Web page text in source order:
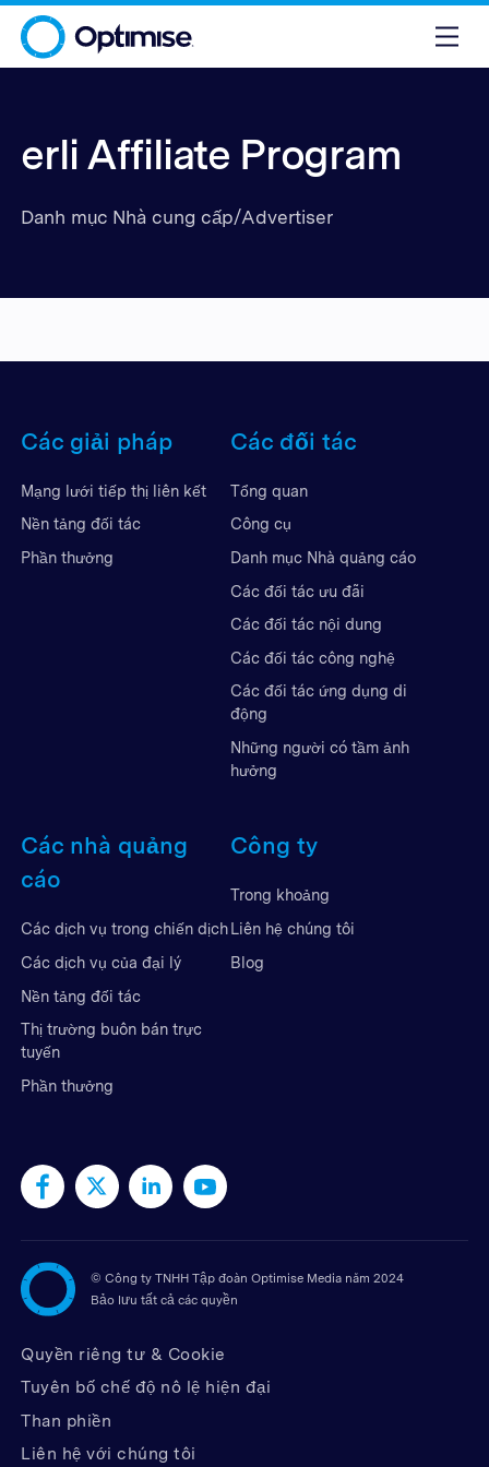
erli Affiliate Program
Danh mục Nhà cung cấp/Advertiser
Các giải pháp
Mạng lưới tiếp thị liên kết
Nền tảng đối tác
Phần thưởng
Các đối tác
Tổng quan
Công cụ
Danh mục Nhà quảng cáo
Các đối tác ưu đãi
Các đối tác nội dung
Các đối tác công nghệ
Các đối tác ứng dụng di
động
Những người có tầm ảnh
hưởng
Các nhà quảng
cáo
Các dịch vụ trong chiến dịch
Các dịch vụ của đại lý
Nền tảng đối tác
Thị trường buôn bán trực
tuyến
Phần thưởng
Công ty
Trong khoảng
Liên hệ chúng tôi
Blog
© Công ty TNHH Tập đoàn Optimise Media năm 2024
Bảo lưu tất cả các quyền
Quyền riêng tư & Cookie
Tuyên bố chế độ nô lệ hiện đại
Than phiền
Liên hệ với chúng tôi